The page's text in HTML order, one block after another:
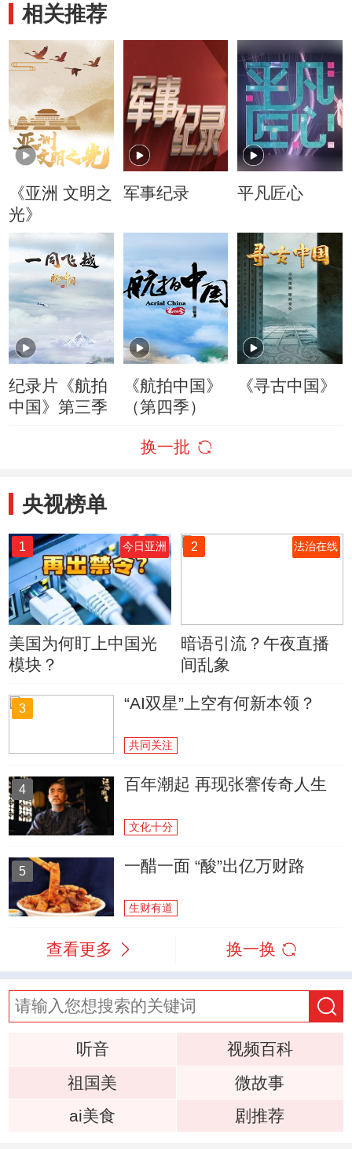
相关推荐
《亚洲 文明之
光》
军事纪录 平凡匠心
纪录片《航拍
中国》第三季
《航拍中国》
（第四季）
《寻古中国》
换一批
央视榜单
1 今日亚洲
美国为何盯上中国光
模块？
2 法治在线
暗语引流？午夜直播
间乱象
3 “AI双星”上空有何新本领？
共同关注
4 百年潮起 再现张謇传奇人生
文化十分
5 一醋一面 “酸”出亿万财路
生财有道
查看更多 换一换
听音
视频百科
祖国美
微故事
ai美食
剧推荐